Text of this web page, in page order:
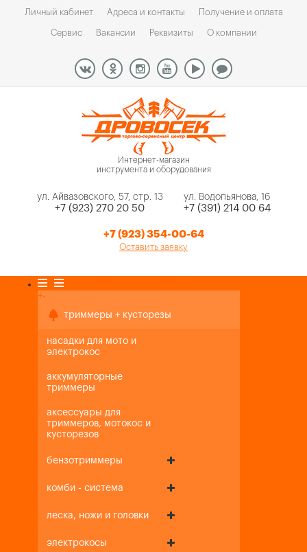
Личный кабинет Адреса и контакты Получение и оплата
Сервис Вакансии Реквизиты О компании
Интернет-магазин
инструмента и оборудования
ул. Айвазовского, 57, стр. 13
+7 (923) 270 20 50
ул. Водопьянова, 16
+7 (391) 214 00 64
+7 (923) 354-00-64
Оставить заявку
+-
триммеры + кусторезы
насадки для мото и
электрокос
аккумуляторные
триммеры
аксессуары для
триммеров, мотокос и
кусторезов
бензотриммеры
комби - система
леска, ножи и головки
электрокосы